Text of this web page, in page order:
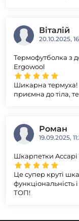
Віталій
20.10.2025,
Термофутболка з
Ergowool
Шикарна термуха!
приємна до тіла,
Роман
19.09.2025,
Шкарпетки
Це супер круті
функціональність
ТОП!